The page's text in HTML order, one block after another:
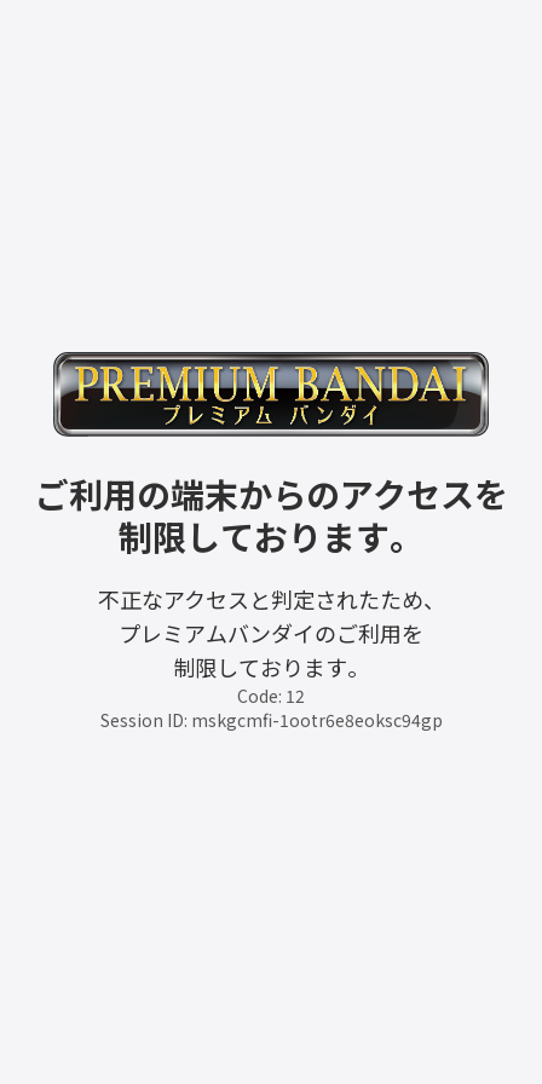
ご利用の端末からのアクセスを
制限しております。
不正なアクセスと判定されたため、
プレミアムバンダイのご利用を
制限しております。
Code: 12
Session ID: mskgcmfi-1ootr6e8eoksc94gp